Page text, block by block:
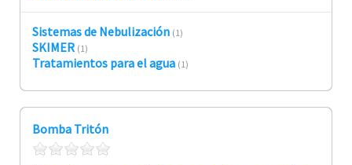
Sistemas de Nebulización (1)
SKIMER (1)
Tratamientos para el agua (1)
Bomba Tritón